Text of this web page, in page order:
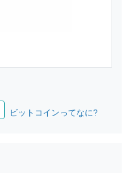
ビットコインってなに?